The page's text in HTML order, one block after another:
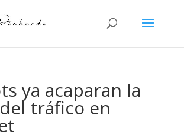
ya acaparan la
tráfico en